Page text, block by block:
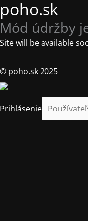
poho.sk
Mód údržby
Site will be available
© poho.sk 2025
Prihlásenie